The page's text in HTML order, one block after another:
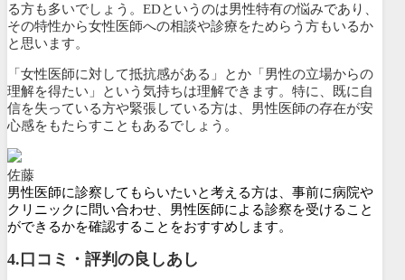
る方も多いでしょう。EDというのは男性特有の悩みであり、
その特性から女性医師への相談や診療をためらう方もいるか
と思います。
「女性医師に対して抵抗感がある」とか「男性の立場からの
理解を得たい」という気持ちは理解できます。特に、既に自
信を失っている方や緊張している方は、男性医師の存在が安
心感をもたらすこともあるでしょう。
佐藤
男性医師に診察してもらいたいと考える方は、事前に病院や
クリニックに問い合わせ、男性医師による診察を受けること
ができるかを確認することをおすすめします。
4.口コミ・評判の良しあし